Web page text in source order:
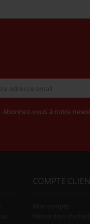
Abonnez-vous à notre
COMPTE